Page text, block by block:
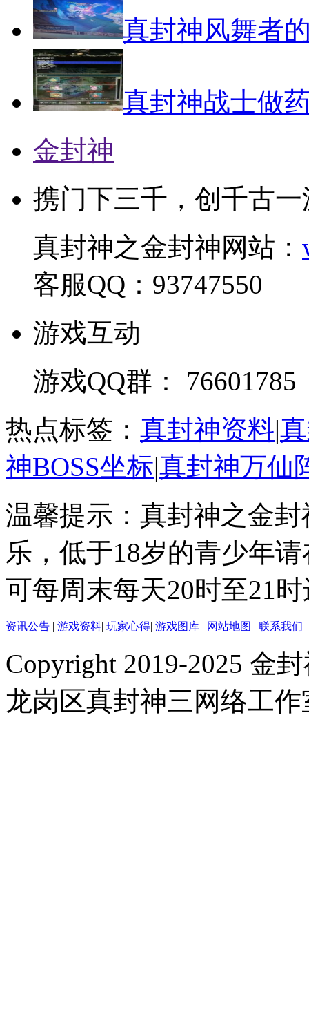
真封神风舞者
真封神战士做
金封神
携门下三千，创千古一
真封神之金封神网站：
客服QQ：93747550
游戏互动
游戏QQ群： 76601785
热点标签： 真封神资料|
神BOSS坐标|真封神万仙
温馨提示：真封神之金
乐，低于18岁的青少年
可每周末每天20时至21
资讯公告 | 游戏资料| 玩家心得| 游戏图库 | 网站地图 | 联系我们
Copyright 2019-2025 金
龙岗区真封神三网络工